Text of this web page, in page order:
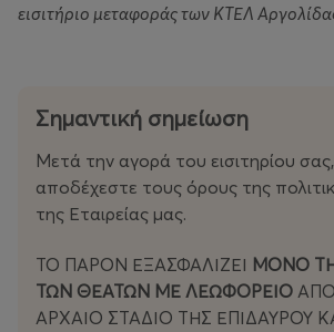
εισιτήριο μεταφοράς των ΚΤΕΛ
Σημαντική σημείωση
Μετά την αγορά του εισιτηρίου
αποδέχεστε τους όρους της
της Εταιρείας μας.
ΤΟ ΠΑΡΟΝ ΕΞΑΣΦΑΛΙΖΕΙ ΜΟΝΟ
ΤΩΝ ΘΕΑΤΩΝ ΜΕ ΛΕΩΦΟΡΕΙΟ
ΑΡΧΑΙΟ ΣΤΑΔΙΟ ΤΗΣ ΕΠΙΔΑΥΡΟΥ